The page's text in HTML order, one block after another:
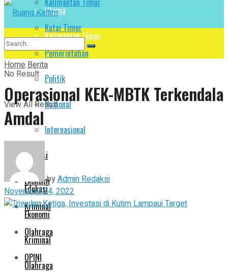
Kutai Timur
Pemerintahan
Politik
Nasional
Internasional
Edukasi
Ekonomi
Kriminal
Olahraga
OPINI
Utama
Kalimantan Timur
Kutai Timur
Pemerintahan
Politik
Nasional
Internasional
Edukasi
Ekonomi
Kriminal
Olahraga
No Result
View All Result
HomeBerita
Operasional KEK-MBTK Terkendala
Amdal
byAdmin Redaksi
November 24, 2022